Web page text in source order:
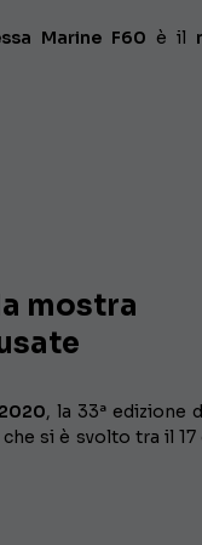
Marine F60 è il
mostra
, la 33ª edizione
si è svolto tra il 17